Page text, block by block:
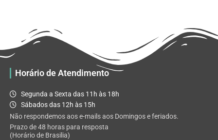
Horário de Atendimento
Segunda a Sexta das 11h às 18h
Sábados das 12h às 15h
Não respondemos aos e-mails aos Domingos e feriados.
Prazo de 48 horas para resposta
(Horário de Brasilia)